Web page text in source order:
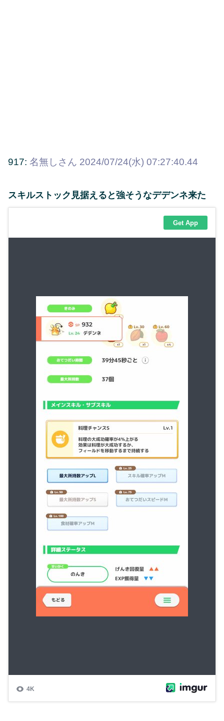
917: 名無しさん 2024/07/24(水) 07:27:40.44
スキルストック見据えると強そうなデデンネ来た